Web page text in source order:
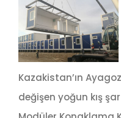
Kazakistan’ın
değişen yoğun kış